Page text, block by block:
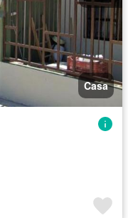
Casa